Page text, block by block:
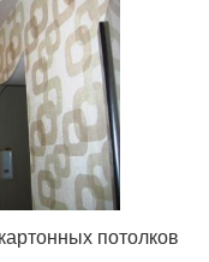
потолков